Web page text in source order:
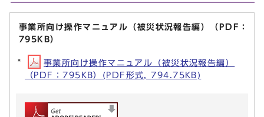
事業所向け操作マニュアル（被災状況報告編）（PDF：
795KB）
事業所向け操作マニュアル（被災状況報告編）
（PDF：795KB）(PDF形式, 794.75KB)